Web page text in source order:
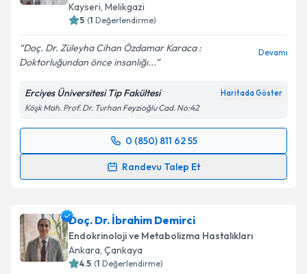
Kişisel verilerimin işlenmesine ilişkin
Aydınlatma
'ni okudum ve kişisel verilerimin belirtilen
Takvim Talebini Gönder
Kayseri, Melikgazi
5 (1 Değerlendirme)
Doç. Dr. Züleyha Cihan Özdamar Karaca :
Doktorluğundan önce insanlığı...
Devamı
Erciyes Üniversitesi Tip Fakültesi Haritada Göster
Köşk Mah. Prof. Dr. Turhan Feyzioğlu Cad. No:42
0 (850) 811 62 55
Randevu Talep Et
Randevu Takvimi Talebi
randevu almanız için bir takvim hazırlandığında e-
posta ile bilgilendireceğiz.
E-posta Adresiniz
Doç. Dr. İbrahim Demirci
Endokrinoloji ve Metabolizma Hastalıkları
Ankara, Çankaya
4.5 (1 Değerlendirme)